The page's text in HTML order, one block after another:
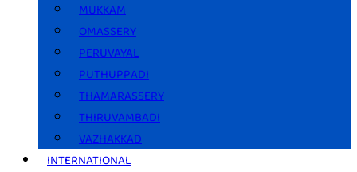
MUKKAM
OMASSERY
PERUVAYAL
PUTHUPPADI
THAMARASSERY
THIRUVAMBADI
VAZHAKKAD
INTERNATIONAL